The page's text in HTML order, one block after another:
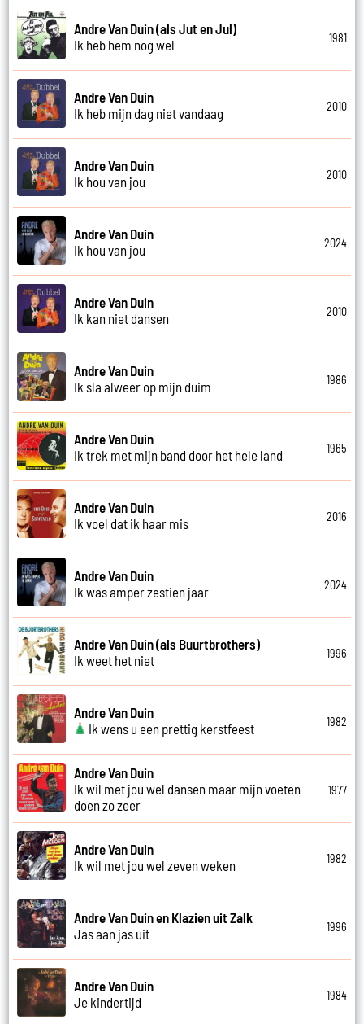
Andre Van Duin (als Jut en Jul)
Ik heb hem nog wel
1981
Andre Van Duin
Ik heb mijn dag niet vandaag
2010
Andre Van Duin
Ik hou van jou
2010
Andre Van Duin
Ik hou van jou
2024
Andre Van Duin
Ik kan niet dansen
2010
Andre Van Duin
Ik sla alweer op mijn duim
1986
Andre Van Duin
Ik trek met mijn band door het hele land
1965
Andre Van Duin
Ik voel dat ik haar mis
2016
Andre Van Duin
Ik was amper zestien jaar
2024
Andre Van Duin (als Buurtbrothers)
Ik weet het niet
1996
Andre Van Duin
Ik wens u een prettig kerstfeest
1982
Andre Van Duin
Ik wil met jou wel dansen maar mijn voeten
doen zo zeer
1977
Andre Van Duin
Ik wil met jou wel zeven weken
1982
Andre Van Duin en Klazien uit Zalk
Jas aan jas uit
1996
Andre Van Duin
Je kindertijd
1984